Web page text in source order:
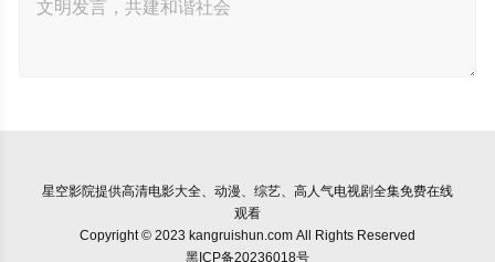
星空影院提供高清电影大全、动漫、综艺、高人气电视剧全集免费在线
观看
Copyright © 2023 kangruishun.com All Rights Reserved
黑ICP备20236018号